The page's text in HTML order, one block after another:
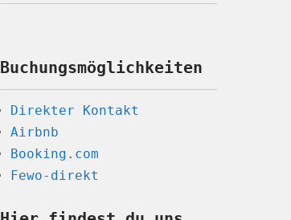
Buchungsmöglichkeiten
Direkter Kontakt
Airbnb
Booking.com
Fewo-direkt